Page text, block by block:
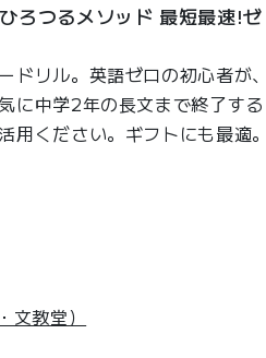
ろつるメソッド 最短最速!ゼ
ドリル。英語ゼロの初心者が
に中学2年の長文まで終了する
用ください。ギフトにも最適
教堂）